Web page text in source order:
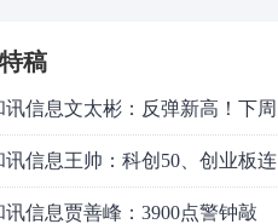
稿
讯信息文太彬：反弹新高！下周
情怎么走？
讯信息王帅：科创50、创业板连
反弹之后，重要防守线已出现
讯信息贾善峰：3900点警钟敲